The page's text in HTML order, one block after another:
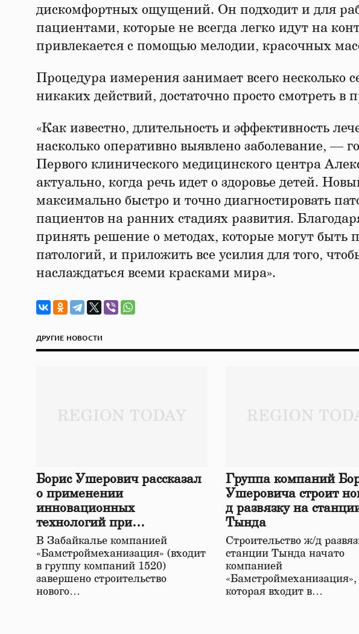
дискомфортных ощущений. Он подходит и для
пациентами, которые не всегда легко идут на
привлекается с помощью мелодии, красочных
Процедура измерения занимает всего несколько
никаких действий, достаточно просто смотреть
«Как известно, длительность и эффективность
насколько оперативно выявлено заболевание, —
Первого клинического медицинского центра
актуально, когда речь идет о здоровье детей.
максимально быстро и точно диагностировать
пациентов на ранних стадиях развития.
принять решение о методах, которые могут быть
патологий, и приложить все усилия для того,
наслаждаться всеми красками мира».
ДРУГИЕ НОВОСТИ
Борис Ушерович рассказал
о применении
инновационных
технологий при
строительстве нового моста
в Забайкалье
В Забайкалье компанией
«Бамстроймеханизация» (входит
в группу компаний 1520)
завершено строительство
нового…
Группа компаний
Ушеровича строит
д развязку на
Тында
Строительство ж/д
станции Тында начато
компанией
«Бамстроймеханизация»,
которая входит в…